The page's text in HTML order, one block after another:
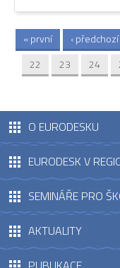
Stránky
« první ‹ předchozí
22
23 24
O EURODESKU
EURODESK V
SEMINÁŘE PRO
AKTUALITY